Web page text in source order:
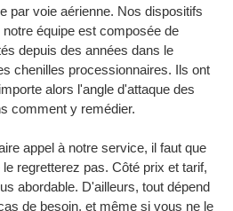
par voie aérienne. Nos dispositifs
équipe est composée de
depuis des années dans le
chenilles processionnaires. Ils ont
alors l'angle d'attaque des
comment y remédier.
appel à notre service, il faut que
regretterez pas. Côté prix et tarif,
abordable. D'ailleurs, tout dépend
de besoin, et même si vous ne le